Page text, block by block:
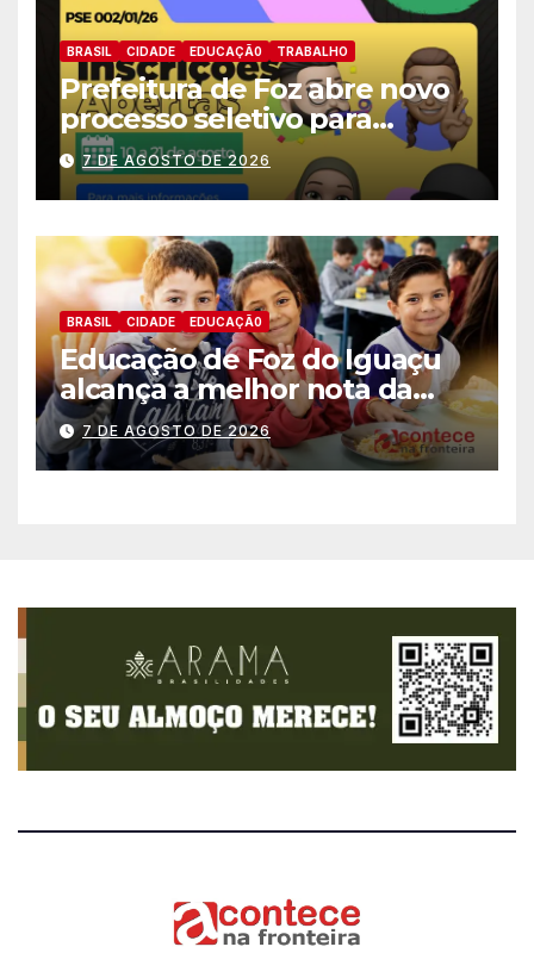
BRASIL CIDADE EDUCAÇÃ0 TRABALHO
Prefeitura de Foz abre novo
processo seletivo para
estagiários
7 DE AGOSTO DE 2026
BRASIL CIDADE EDUCAÇÃ0
Educação de Foz do Iguaçu
alcança a melhor nota da
história no IDEB
7 DE AGOSTO DE 2026